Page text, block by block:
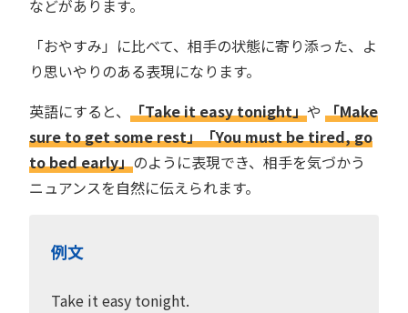
などがあります。
「おやすみ」に比べて、相手の状態に寄り添った、よ
り思いやりのある表現になります。
英語にすると、 「Take it easy tonight」や 「Make
sure to get some rest」「You must be tired, go
to bed early」のように表現でき、相手を気づかう
ニュアンスを自然に伝えられます。
例文
Take it easy tonight.